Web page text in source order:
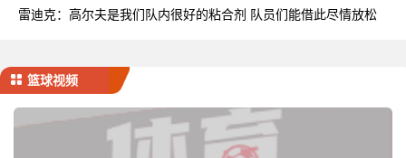
雷迪克：高尔夫是我们队内很好的粘合剂 队员们能借此尽情放松
篮球视频